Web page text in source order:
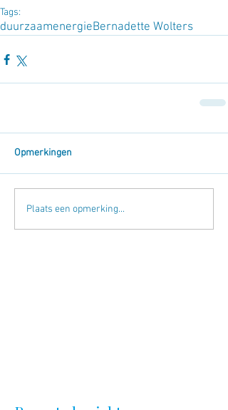
Tags:
duurzaamenergieBernadette Wolters
Opmerkingen
Plaats een opmerking...